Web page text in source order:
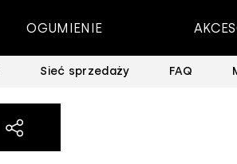
OGUMIENIE
Sieć sprzedaży FAQ